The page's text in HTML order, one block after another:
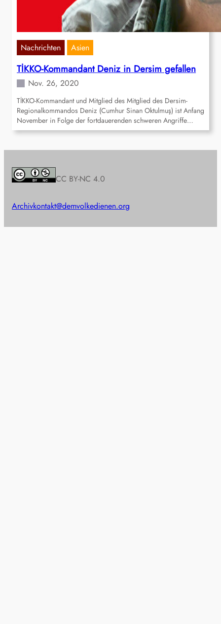
Nachrichten Asien
TİKKO-Kommandant Deniz in Dersim gefallen
Nov. 26, 2020
TİKKO-Kommandant und Mitglied des Mitglied des Dersim-
Regionalkommandos Deniz (Cumhur Sinan Oktulmuş) ist Anfang
November in Folge der fortdauerenden schweren Angriffe…
CC BY-NC 4.0
Archivkontakt@demvolkedienen.org